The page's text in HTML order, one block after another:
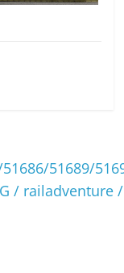
51689/
/ railadventure /